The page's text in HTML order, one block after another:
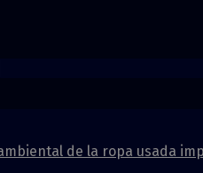
de la ropa usada